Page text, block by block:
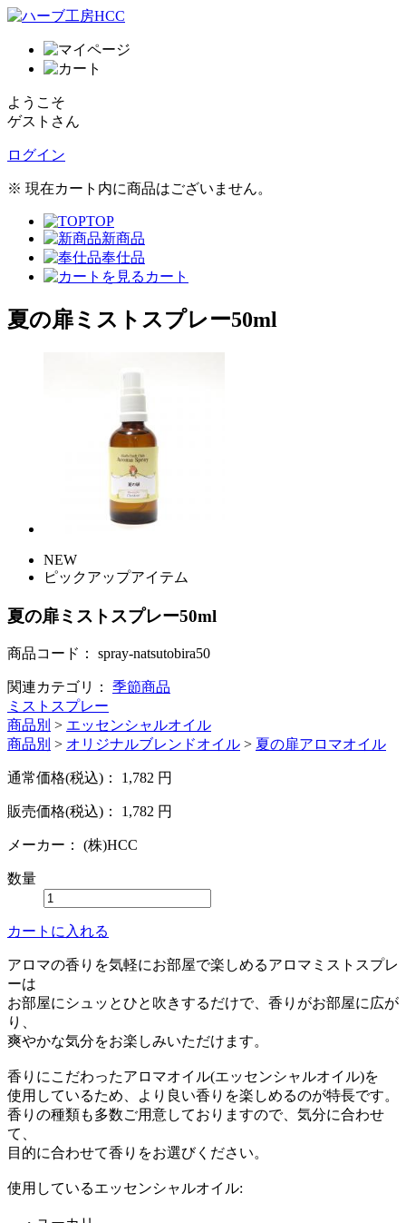
ようこそ
ゲストさん
ログイン
※ 現在カート内に商品はございません。
TOP
新商品
奉仕品
カート
夏の扉ミストスプレー50ml
NEW
ピックアップアイテム
夏の扉ミストスプレー50ml
商品コード： spray-natsutobira50
関連カテゴリ：
季節商品
ミストスプレー
商品別 > エッセンシャルオイル
商品別 > オリジナルブレンドオイル > 夏の扉アロマオイル
通常価格(税込)： 1,782 円
販売価格(税込)： 1,782 円
メーカー： (株)HCC
数量
カートに入れる
アロマの香りを気軽にお部屋で楽しめるアロマミストスプレ
ーは
お部屋にシュッとひと吹きするだけで、香りがお部屋に広が
り、
爽やかな気分をお楽しみいただけます。
香りにこだわったアロマオイル(エッセンシャルオイル)を
使用しているため、より良い香りを楽しめるのが特長です。
香りの種類も多数ご用意しておりますので、気分に合わせ
て、
目的に合わせて香りをお選びください。
使用しているエッセンシャルオイル: